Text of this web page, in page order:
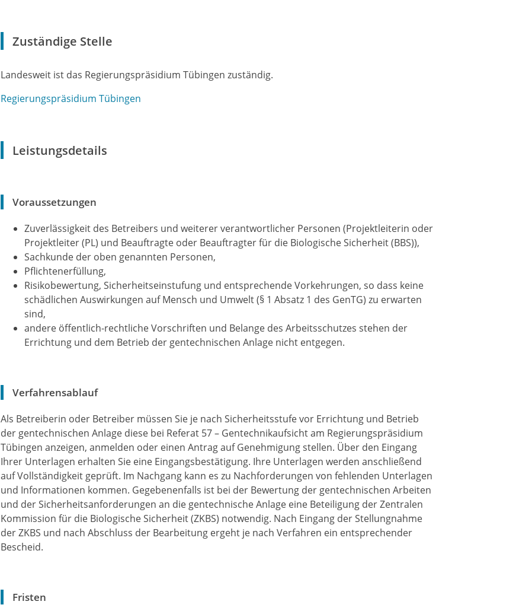
Zuständige Stelle
Landesweit ist das Regierungspräsidium Tübingen zuständig.
Regierungspräsidium Tübingen
Leistungsdetails
Voraussetzungen
Zuverlässigkeit des Betreibers und weiterer verantwortlicher Personen (Projektleiterin oder
Projektleiter (PL) und Beauftragte oder Beauftragter für die Biologische Sicherheit (BBS)),
Sachkunde der oben genannten Personen,
Pflichtenerfüllung,
Risikobewertung, Sicherheitseinstufung und entsprechende Vorkehrungen, so dass keine
schädlichen Auswirkungen auf Mensch und Umwelt (§ 1 Absatz 1 des GenTG) zu erwarten
sind,
andere öffentlich-rechtliche Vorschriften und Belange des Arbeitsschutzes stehen der
Errichtung und dem Betrieb der gentechnischen Anlage nicht entgegen.
Verfahrensablauf
Als Betreiberin oder Betreiber müssen Sie je nach Sicherheitsstufe vor Errichtung und Betrieb
der gentechnischen Anlage diese bei Referat 57 – Gentechnikaufsicht am Regierungspräsidium
Tübingen anzeigen, anmelden oder einen Antrag auf Genehmigung stellen. Über den Eingang
Ihrer Unterlagen erhalten Sie eine Eingangsbestätigung. Ihre Unterlagen werden anschließend
auf Vollständigkeit geprüft. Im Nachgang kann es zu Nachforderungen von fehlenden Unterlagen
und Informationen kommen. Gegebenenfalls ist bei der Bewertung der gentechnischen Arbeiten
und der Sicherheitsanforderungen an die gentechnische Anlage eine Beteiligung der Zentralen
Kommission für die Biologische Sicherheit (ZKBS) notwendig. Nach Eingang der Stellungnahme
der ZKBS und nach Abschluss der Bearbeitung ergeht je nach Verfahren ein entsprechender
Bescheid.
Fristen